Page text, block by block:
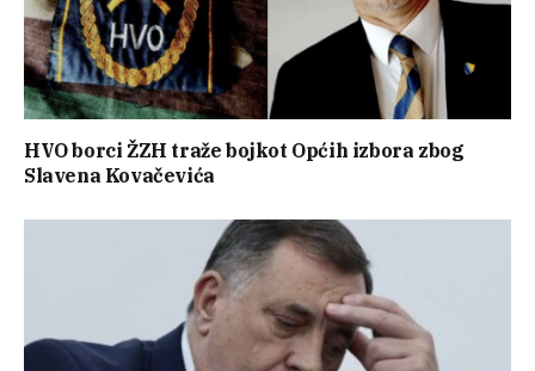
HVO borci ŽZH traže bojkot Općih izbora zbog
Slavena Kovačevića